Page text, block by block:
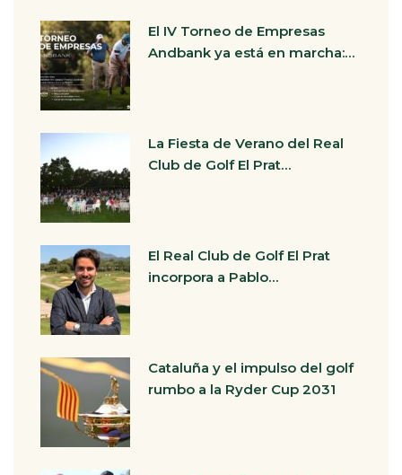
El IV Torneo de Empresas
Andbank ya está en marcha:…
La Fiesta de Verano del Real
Club de Golf El Prat…
El Real Club de Golf El Prat
incorpora a Pablo…
Cataluña y el impulso del golf
rumbo a la Ryder Cup 2031